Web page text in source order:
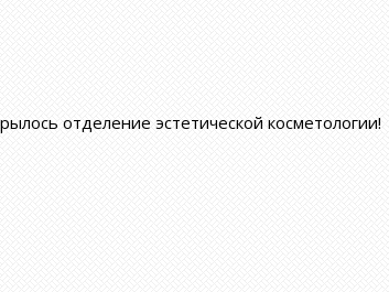
отделение эстетической косметологии!